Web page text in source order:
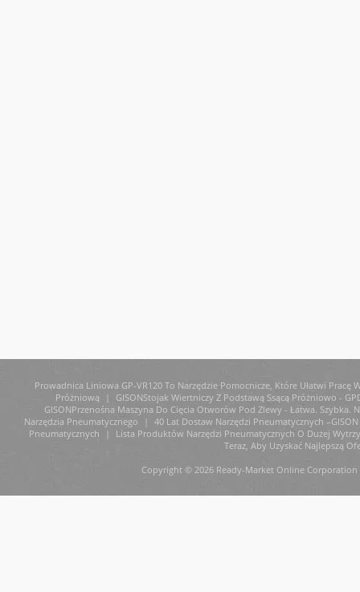
Prowadnica Liniowa GP-VR120 To Narzędzie Pomocnicze, Które Ułatwi Pracę
Próżniową
|
GISONStojak Wiertniczy Z Podstawą Ssącą Próżniowo -
GISONPrzenośna Maszyna Do Cięcia Otworów Pod Zlewy - Łatwa. Szybka.
Narzędzia Pneumatycznego
| 40 Lat Dostaw Narzędzi Pneumatycznych
Pneumatycznych
|
Lista Produktów Narzędzi Pneumatycznych O Dużej
Teraz, Aby Uzyskać Najlepszą
Copyright © 2026 Ready-Market Online